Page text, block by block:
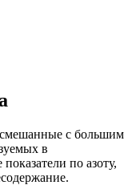
с большим
в
по азоту,